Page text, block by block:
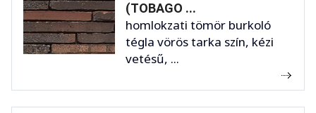
(TOBAGO ...
homlokzati tömör burkoló
tégla vörös tarka szín, kézi
vetésű, ...